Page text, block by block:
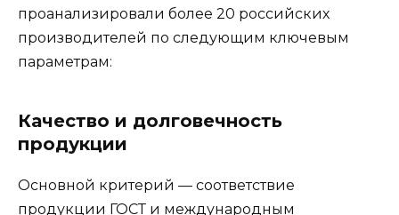
проанализировали более 20 российских
производителей по следующим ключевым
параметрам:
Качество и долговечность
продукции
Основной критерий — соответствие
продукции ГОСТ и международным